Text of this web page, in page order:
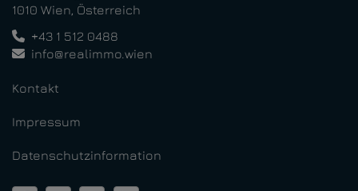
1010 Wien, Österreich
+43 1 512 0488
info@realimmo.wien
Kontakt
Impressum
Datenschutzinformation